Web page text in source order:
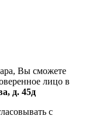
Вы сможете
лицо в
д. 45д
с